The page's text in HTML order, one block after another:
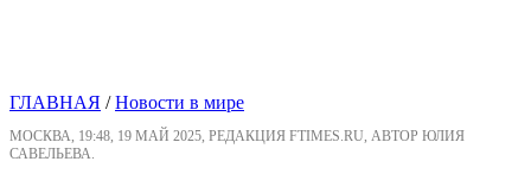
ГЛАВНАЯ /Новости в мире
МОСКВА, 19:48, 19 МАЙ 2025, РЕДАКЦИЯ FTIMES.RU, АВТОР ЮЛИЯ
САВЕЛЬЕВА.